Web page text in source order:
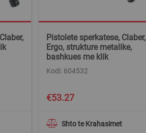
Pistolete sperkatese, Claber,
Ergo, strukture metalike,
bashkues me klik
Kodi: 604532
Shto te Krahasimet
€53.27